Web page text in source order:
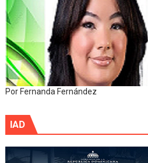
Por Fernanda Fernández
IAD